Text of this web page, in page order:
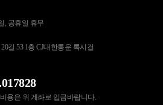
, 공휴일 휴무
길 53 1층 CJ대한통운 록시걸
용은 위 계좌로 입금바랍니다.